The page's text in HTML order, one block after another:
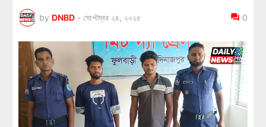
by DNBD - সেপ্টেম্বর ২৪, ২০২৫ 0